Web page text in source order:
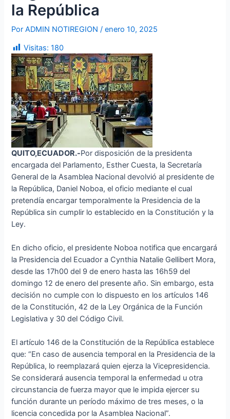
la República
PorADMIN NOTIREGION/enero 10, 2025
Visitas: 180
QUITO,ECUADOR.-Por disposición de la presidenta
encargada del Parlamento, Esther Cuesta, la Secretaría
General de la Asamblea Nacional devolvió al presidente de
la República, Daniel Noboa, el oficio mediante el cual
pretendía encargar temporalmente la Presidencia de la
República sin cumplir lo establecido en la Constitución y la
Ley.
En dicho oficio, el presidente Noboa notifica que encargará
la Presidencia del Ecuador a Cynthia Natalie Gellibert Mora,
desde las 17h00 del 9 de enero hasta las 16h59 del
domingo 12 de enero del presente año. Sin embargo, esta
decisión no cumple con lo dispuesto en los artículos 146
de la Constitución, 42 de la Ley Orgánica de la Función
Legislativa y 30 del Código Civil.
El artículo 146 de la Constitución de la República establece
que: “En caso de ausencia temporal en la Presidencia de la
República, lo reemplazará quien ejerza la Vicepresidencia.
Se considerará ausencia temporal la enfermedad u otra
circunstancia de fuerza mayor que le impida ejercer su
función durante un período máximo de tres meses, o la
licencia concedida por la Asamblea Nacional”.